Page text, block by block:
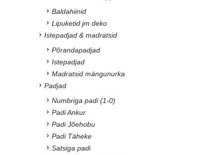
Baldahiinid
Lipuketid jm deko
Istepadjad & madratsid
Põrandapadjad
Istepadjad
Madratsid mängunurka
Padjad
Numbriga padi (1-0)
Padi Ankur
Padi Jõehobu
Padi Täheke
Satsiga padi